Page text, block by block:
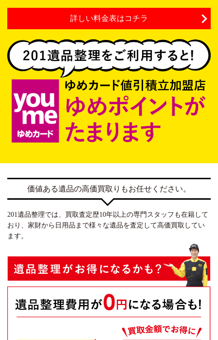
詳しい料金表はコチラ
価値ある遺品の高価買取りもお任せください。
201遺品整理では、買取査定歴10年以上の専門スタッフも在籍して
おり、家財から日用品まで様々な遺品を査定して高価買取してい
ます。